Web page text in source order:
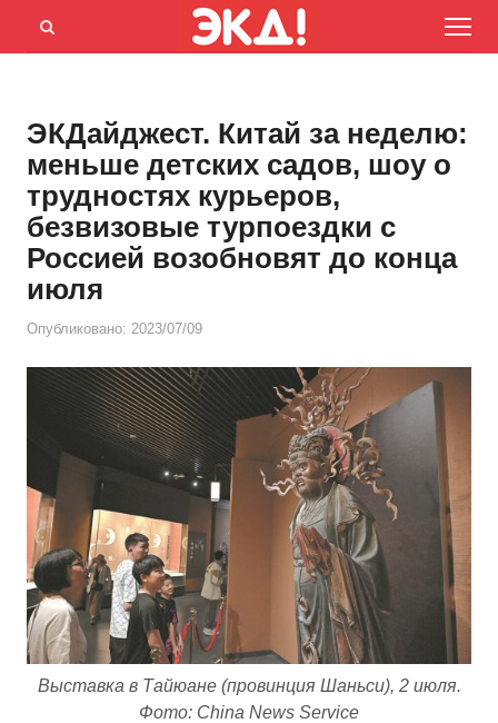
Menu
Открыть
ЭКДайджест. Китай за неделю:
меньше детских садов, шоу о
трудностях курьеров,
безвизовые турпоездки с
Россией возобновят до конца
июля
Опубликовано: 2023/07/09
Выставка в Тайюане (провинция Шаньси), 2 июля.
Фото: China News Service